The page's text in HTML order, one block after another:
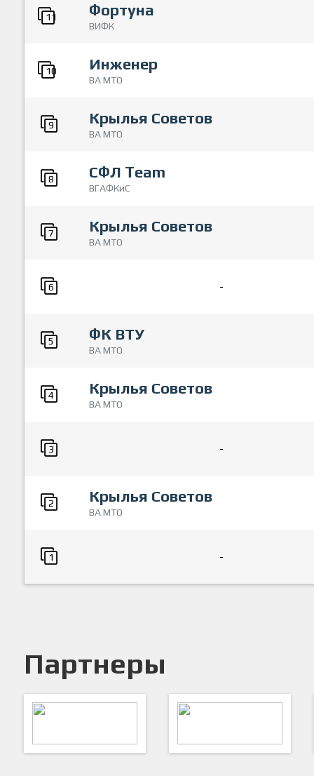
11 Фортуна
ВИФК
10 Инженер
ВА МТО
9 Крылья Советов
ВА МТО
8 СФЛ Team
ВГАФКиС
7 Крылья Советов
ВА МТО
6 -
5 ФК ВТУ
ВА МТО
4 Крылья Советов
ВА МТО
3 -
2 Крылья Советов
ВА МТО
1 -
Партнеры